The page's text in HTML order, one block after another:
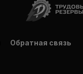
Обратная связь